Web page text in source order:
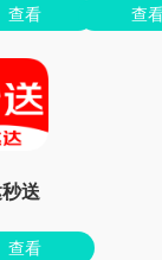
查看 查
送
查看